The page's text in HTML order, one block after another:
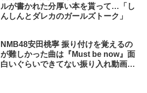
ルが書かれた分厚い本を貰って…「し
んしんとダレカのガールズトーク」
NMB48安田桃寧 振り付けを覚えるの
が難しかった曲は『Must be now』面
白いぐらいできてない振り入れ動画も